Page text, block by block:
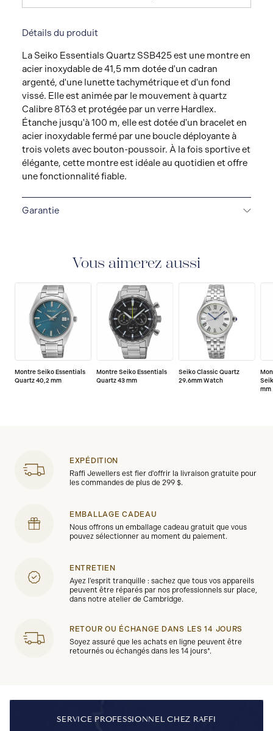
Détails du produit
La Seiko Essentials Quartz SSB425 est une montre en
acier inoxydable de 41,5 mm dotée d'un cadran
argenté, d'une lunette tachymétrique et d'un fond
vissé. Elle est animée par le mouvement à quartz
Calibre 8T63 et protégée par un verre Hardlex.
Étanche jusqu'à 100 m, elle est dotée d'un bracelet en
acier inoxydable fermé par une boucle déployante à
trois volets avec bouton-poussoir. À la fois sportive et
élégante, cette montre est idéale au quotidien et offre
une fonctionnalité fiable.
Garantie
réparation de tout défaut de fabrication.
Vous aimerez aussi
Montre Seiko Essentials
Quartz 40,2 mm
Montre Seiko Essentials
Quartz 43 mm
Seiko Classic Quartz
29.6mm Watch
mm
EXPÉDITION
Raffi Jewellers est fier d'offrir la livraison gratuite pour
les commandes de plus de 299 $.
EMBALLAGE CADEAU
Nous offrons un emballage cadeau gratuit que vous
pouvez sélectionner au moment du paiement.
ENTRETIEN
Ayez l'esprit tranquille : sachez que tous vos appareils
peuvent être réparés par nos professionnels sur place,
dans notre atelier de Cambridge.
RETOUR OU ÉCHANGE DANS LES 14 JOURS
Soyez assuré que les achats en ligne peuvent être
retournés ou échangés dans les 14 jours*.
SERVICE PROFESSIONNEL CHEZ RAFFI